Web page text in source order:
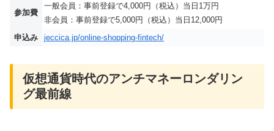
参加費
一般会員：事前登録で4,000円（税込）当日1万円
非会員：事前登録で5,000円（税込）当日12,000円
申込み
jeccica.jp/online-shopping-fintech/
仮想通貨時代のアンチマネーロンダリン
グ最前線